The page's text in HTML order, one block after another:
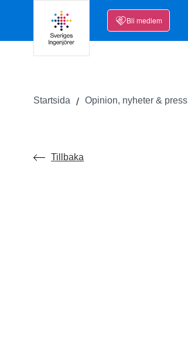
Bli medlem
Startsida Opinion, nyheter & press
Tillbaka